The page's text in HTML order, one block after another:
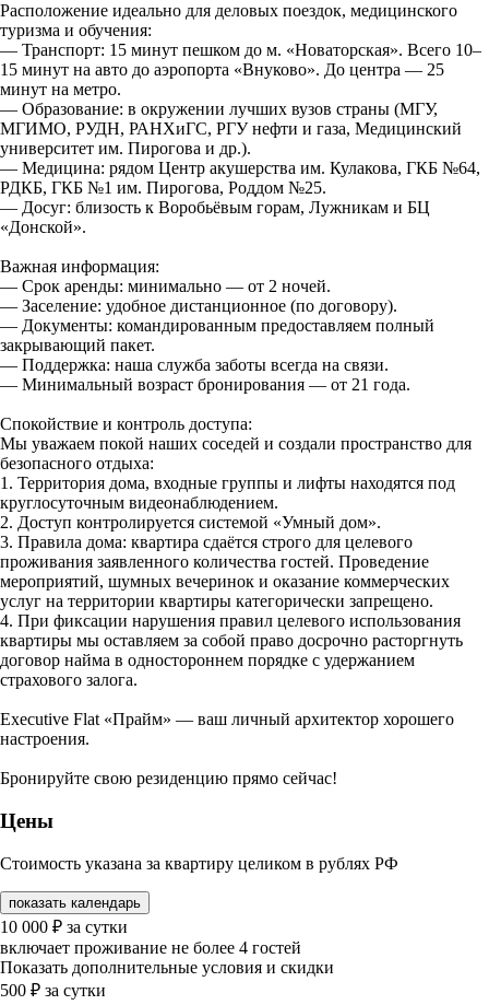
Расположение идеально для деловых поездок, медицинского
туризма и обучения:
— Транспорт: 15 минут пешком до м. «Новаторская». Всего 10–
15 минут на авто до аэропорта «Внуково». До центра — 25
минут на метро.
— Образование: в окружении лучших вузов страны (МГУ,
МГИМО, РУДН, РАНХиГС, РГУ нефти и газа, Медицинский
университет им. Пирогова и др.).
— Медицина: рядом Центр акушерства им. Кулакова, ГКБ №64,
РДКБ, ГКБ №1 им. Пирогова, Роддом №25.
— Досуг: близость к Воробьёвым горам, Лужникам и БЦ
«Донской».
Важная информация:
— Срок аренды: минимально — от 2 ночей.
— Заселение: удобное дистанционное (по договору).
— Документы: командированным предоставляем полный
закрывающий пакет.
— Поддержка: наша служба заботы всегда на связи.
— Минимальный возраст бронирования — от 21 года.
Спокойствие и контроль доступа:
Мы уважаем покой наших соседей и создали пространство для
безопасного отдыха:
1. Территория дома, входные группы и лифты находятся под
круглосуточным видеонаблюдением.
2. Доступ контролируется системой «Умный дом».
3. Правила дома: квартира сдаётся строго для целевого
проживания заявленного количества гостей. Проведение
мероприятий, шумных вечеринок и оказание коммерческих
услуг на территории квартиры категорически запрещено.
4. При фиксации нарушения правил целевого использования
квартиры мы оставляем за собой право досрочно расторгнуть
договор найма в одностороннем порядке с удержанием
страхового залога.
Executive Flat «Прайм» — ваш личный архитектор хорошего
настроения.
Бронируйте свою резиденцию прямо сейчас!
Цены
Стоимость указана за квартиру целиком в рублях РФ
показать календарь
10 000 ₽ за сутки
включает проживание не более 4 гостей
Показать дополнительные условия и скидки
500 ₽ за сутки